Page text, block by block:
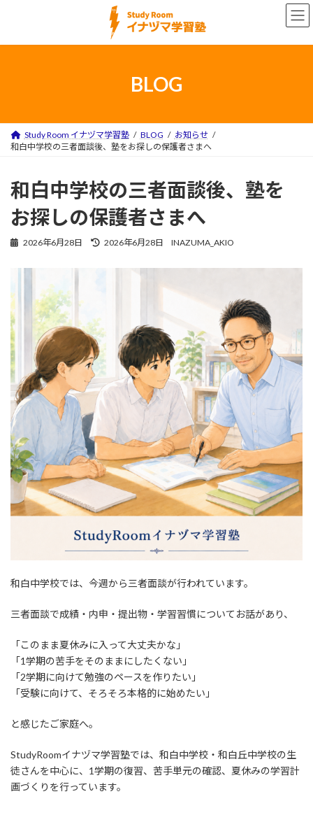
ン
ー
BLOG
Study Room イナヅマ学習塾 BLOG
お知らせ
和白中学校の三者面談後、塾をお探しの保護者さまへ
和白中学校の三者面談後、塾を
お探しの保護者さまへ
2026年6月28日
最
2026年6月28日 INAZUMA_AKIO
和白中学校では、今週から三者面談が行われています。
三者面談で成績・内申・提出物・学習習慣についてお話があり、
「このまま夏休みに入って大丈夫かな」
「1学期の苦手をそのままにしたくない」
「2学期に向けて勉強のペースを作りたい」
「受験に向けて、そろそろ本格的に始めたい」
と感じたご家庭へ。
StudyRoomイナヅマ学習塾では、和白中学校・和白丘中学校の生
徒さんを中心に、1学期の復習、苦手単元の確認、夏休みの学習計
画づくりを行っています。